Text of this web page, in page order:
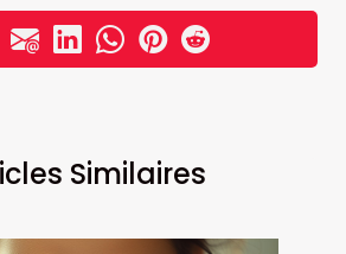
Similaires